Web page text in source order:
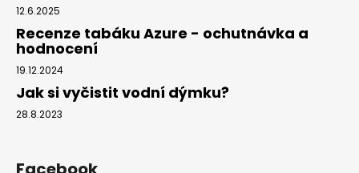
12.6.2025
Recenze tabáku Azure - ochutnávka a
hodnocení
19.12.2024
Jak si vyčistit vodní dýmku?
28.8.2023